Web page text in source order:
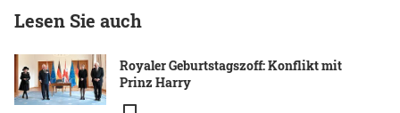
Lesen Sie auch
Royaler Geburtstagszoff: Konflikt mit
Prinz Harry